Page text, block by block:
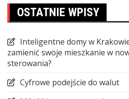
OSTATNIE WPISY
Inteligentne domy w
zamienić swoje mieszkanie w
sterowania?
Cyfrowe podejście do walut